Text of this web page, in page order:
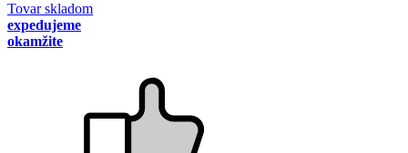
Tovar skladom
expedujeme
okamžite